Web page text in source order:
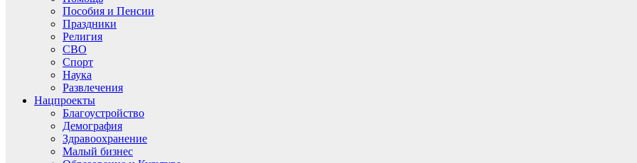
Пособия и Пенсии
Праздники
Религия
СВО
Спорт
Наука
Развлечения
Нацпроекты
Благоустройство
Демография
Здравоохранение
Малый бизнес